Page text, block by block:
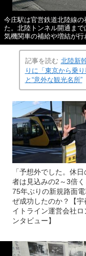
今庄駅は官営鉄道北陸線
た。北陸トンネル開通ま
気機関車の補給や増結が行
記事を読む 北陸新
りに「東京から乗
と“意外な観光名所”
「予想外でした。休日
者は見込みの2～3倍く
75年ぶりの新規路面
ぜ成功したのか？【宇
イトライン運営会社ロ
ンタビュー】